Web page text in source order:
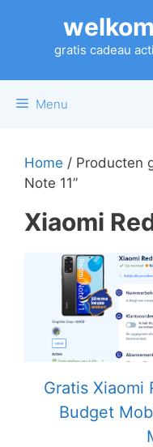
gratis cadeau
Menu
Home / Producten
Note 11”
Xiaomi
Gratis Xiaomi
Budget